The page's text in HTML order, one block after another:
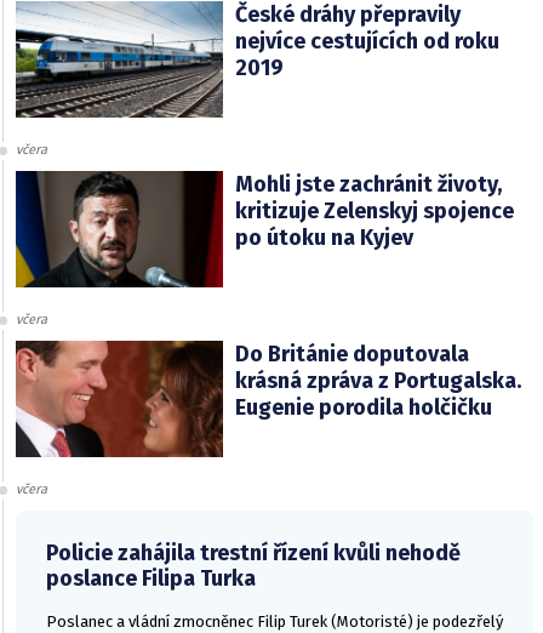
České dráhy přepravily
nejvíce cestujících od roku
2019
včera
Mohli jste zachránit životy,
kritizuje Zelenskyj spojence
po útoku na Kyjev
včera
Do Británie doputovala
krásná zpráva z Portugalska.
Eugenie porodila holčičku
včera
Policie zahájila trestní řízení kvůli nehodě
poslance Filipa Turka
Poslanec a vládní zmocněnec Filip Turek (Motoristé) je podezřelý